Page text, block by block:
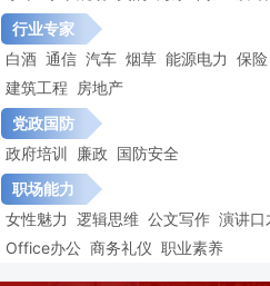
行业专家
白酒 通信 汽车 烟草 能源电力 保险
建筑工程
房地产
党政国防
政府培训 廉政 国防安全
职场能力
女性魅力 逻辑思维 公文写作 演讲口
Office办公 商务礼仪 职业素养